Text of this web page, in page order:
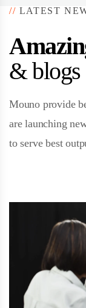
// LATEST
& blogs
Mouno provide
are launching
to serve best